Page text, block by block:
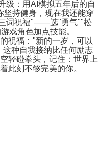
级：用AI模拟五年后的自
坚持健身，现在我还能穿
词祝福"——选"勇气""松
戏角色加点技能。
祝福："新的一岁，可以
种自我接纳比任何励志
轻碰拳头，记住：世界上
此刻不够完美的你。